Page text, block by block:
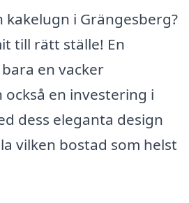
kakelugn i Grängesberg?
till rätt ställe! En
en vacker
en investering i
dess eleganta design
vilken bostad som helst